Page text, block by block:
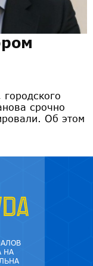
срочно
Об этом
НА